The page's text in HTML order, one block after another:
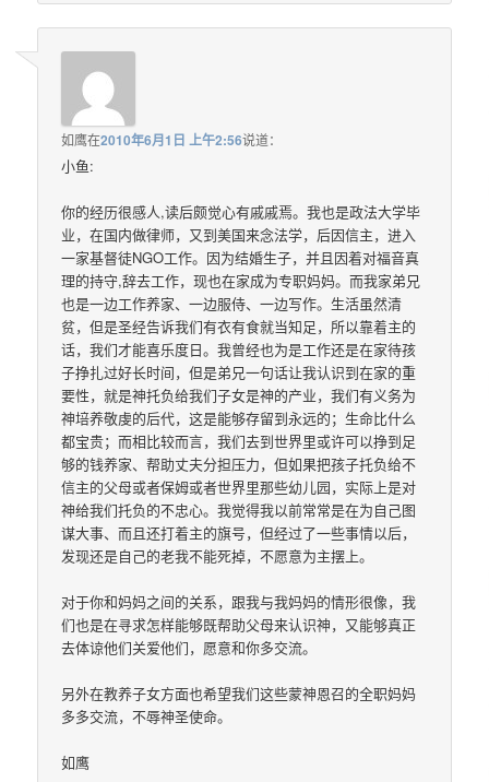
如鹰在2010年6月1日 上午2:56说道：
小鱼:
你的经历很感人,读后颇觉心有戚戚焉。我也是政法大学毕
业，在国内做律师，又到美国来念法学，后因信主，进入
一家基督徒NGO工作。因为结婚生子，并且因着对福音真
理的持守,辞去工作，现也在家成为专职妈妈。而我家弟兄
也是一边工作养家、一边服侍、一边写作。生活虽然清
贫，但是圣经告诉我们有衣有食就当知足，所以靠着主的
话，我们才能喜乐度日。我曾经也为是工作还是在家待孩
子挣扎过好长时间，但是弟兄一句话让我认识到在家的重
要性，就是神托负给我们子女是神的产业，我们有义务为
神培养敬虔的后代，这是能够存留到永远的；生命比什么
都宝贵；而相比较而言，我们去到世界里或许可以挣到足
够的钱养家、帮助丈夫分担压力，但如果把孩子托负给不
信主的父母或者保姆或者世界里那些幼儿园，实际上是对
神给我们托负的不忠心。我觉得我以前常常是在为自己图
谋大事、而且还打着主的旗号，但经过了一些事情以后，
发现还是自己的老我不能死掉，不愿意为主摆上。
对于你和妈妈之间的关系，跟我与我妈妈的情形很像，我
们也是在寻求怎样能够既帮助父母来认识神，又能够真正
去体谅他们关爱他们，愿意和你多交流。
另外在教养子女方面也希望我们这些蒙神恩召的全职妈妈
多多交流，不辱神圣使命。
如鹰